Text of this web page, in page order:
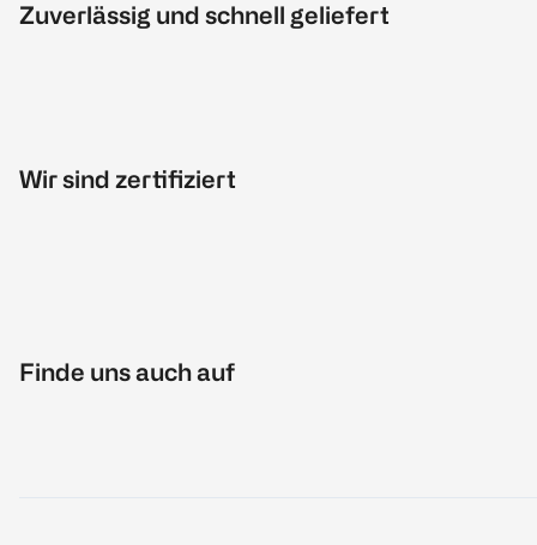
Zuverlässig und schnell geliefert
Wir sind zertifiziert
Finde uns auch auf